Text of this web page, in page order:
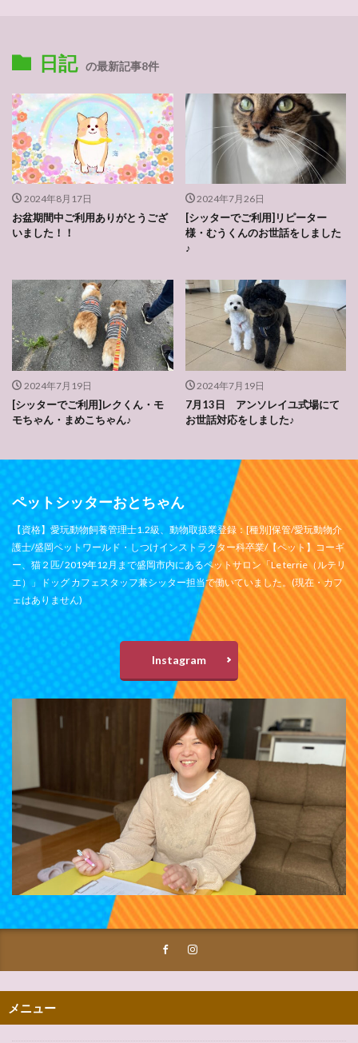
日記 の最新記事8件
2024年8月17日
お盆期間中ご利用ありがとうござ
いました！！
2024年7月26日
[シッターでご利用]リピーター
様・むうくんのお世話をしました
♪
2024年7月19日
[シッターでご利用]レクくん・モ
モちゃん・まめこちゃん♪
2024年7月19日
7月13日 アンソレイユ式場にて
お世話対応をしました♪
ペットシッターおとちゃん
【資格】愛玩動物飼養管理士1.2級、動物取扱業登録：[種別]保管/愛玩動物介
護士/盛岡ペットワールド・しつけインストラクター科卒業/【ペット】コーギ
ー、猫２匹/ 2019年12月まで盛岡市内にあるペットサロン「Le terrie（ルテリ
エ）」ドッグ カフェスタッフ兼シッター担当で働いていました。(現在・カフ
ェはありません)
Instagram
メニュー